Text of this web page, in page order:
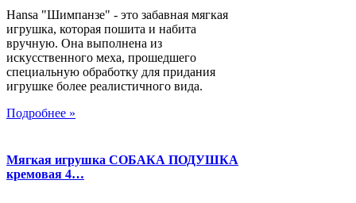
Hansa "Шимпанзе" - это забавная мягкая
игрушка, которая пошита и набита
вручную. Она выполнена из
искусственного меха, прошедшего
специальную обработку для придания
игрушке более реалистичного вида.
Подробнее »
Мягкая игрушка СОБАКА ПОДУШКА
кремовая 4…